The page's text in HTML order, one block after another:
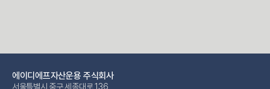
에이디에프자산운용 주식회사
서울특별시 중구 세종대로 136